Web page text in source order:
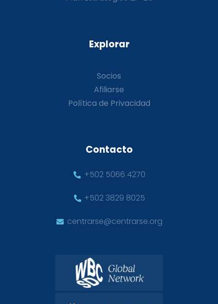
Explorar
Socios
Afiliarse
Política de Privacidad
Contacto
+502 5066 4270
+502 3829 8025
centrarse@centrarse.org